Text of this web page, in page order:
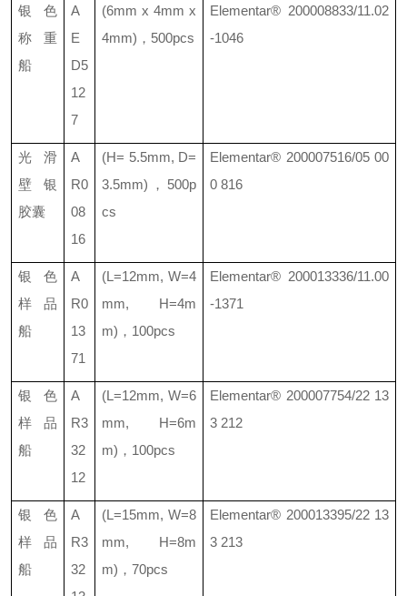
银色
称重
船
A
E
D5
12
7
(6mm x 4mm x
4mm) ， 500pcs
Elementar® 200008833/11.02
-1046
光滑
壁银
胶囊
A
R0
08
16
(H= 5.5mm, D=
3.5mm) ， 500p
cs
Elementar® 200007516/05 00
0 816
银色
样品
船
A
R0
13
71
(L=12mm, W=4
mm, H=4m
m) ， 100pcs
Elementar® 200013336/11.00
-1371
银色
样品
船
A
R3
32
12
(L=12mm, W=6
mm, H=6m
m) ， 100pcs
Elementar® 200007754/22 13
3 212
银色
样品
船
A
R3
32
(L=15mm, W=8
mm, H=8m
m) ， 70pcs
Elementar® 200013395/22 13
3 213